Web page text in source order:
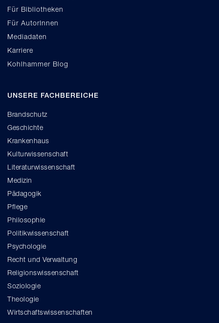
Für Bibliotheken
Für AutorInnen
Mediadaten
Karriere
Kohlhammer Blog
UNSERE FACHBEREICHE
Brandschutz
Geschichte
Krankenhaus
Kulturwissenschaft
Literaturwissenschaft
Medizin
Pädagogik
Pflege
Philosophie
Politikwissenschaft
Psychologie
Recht und Verwaltung
Religionswissenschaft
Soziologie
Theologie
Wirtschaftswissenschaften